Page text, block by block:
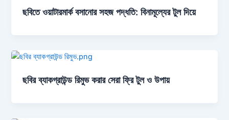
ছবিতে ওয়াটারমার্ক বসানোর সহজ পদ্ধতি: বিনামূল্যের টুল দিয়ে
ছবির ব্যাকগ্রাউন্ড রিমুভ করার সেরা ফ্রি টুল ও উপায়